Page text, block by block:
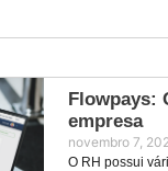
Flowpays:
empresa
novembro 7,
O RH possui